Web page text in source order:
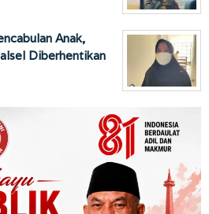
Anak,
Diberhentikan